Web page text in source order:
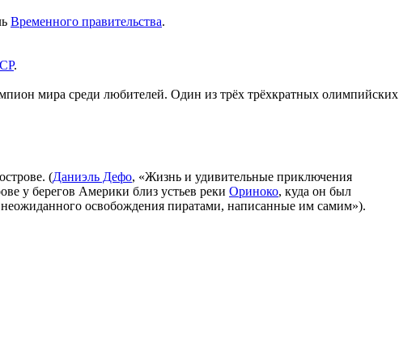
Временного правительства.
.
мира среди любителей. Один из трёх трёхкратных олимпийских
(Даниэль Дефо, «Жизнь и удивительные приключения
у берегов Америки близ устьев реки Ориноко, куда он был
освобождения пиратами, написанные им самим»).